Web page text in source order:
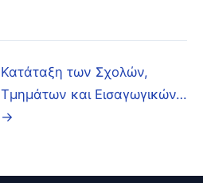
Κατάταξη των Σχολών,
Τμημάτων και Εισαγωγικών…
→